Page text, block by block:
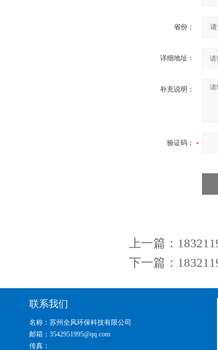
省份：
详细地址：
补充说明：
验证码：
上一篇：
下一篇：
联系我们
名称：苏州全风环保科技有限公司
邮箱：3542951995@qq.com
传真：